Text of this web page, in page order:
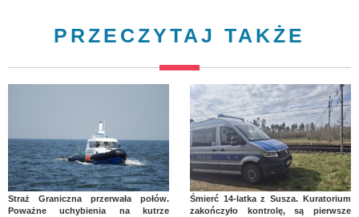
PRZECZYTAJ TAKŻE
Straż Graniczna przerwała połów.
Poważne uchybienia na kutrze
Śmierć 14-latka z Susza. Kuratorium
zakończyło kontrolę, są pierwsze